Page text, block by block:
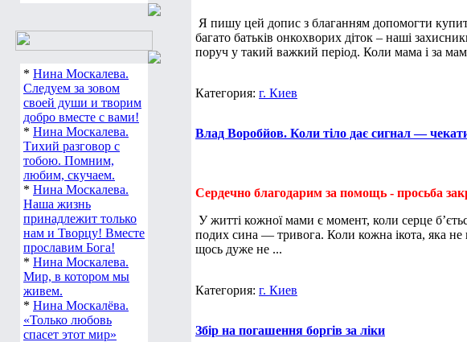
* Нина Москалева.
Следуем за зовом
своей души и творим
добро вместе с вами!
* Нина Москалева.
Тихий разговор с
тобою. Помним,
любим, скучаем.
* Нина Москалева.
Наша жизнь
принадлежит только
нам и Творцу! Вместе
прославим Бога!
* Нина Москалева.
Мир, в котором мы
живем.
* Нина Москалёва.
«Только любовь
спасет этот мир»
Я пишу цей допис з благанням допомогти
багато батьків онкохворих діток – наші
поруч у такий важкий період. Коли мама і за
Категория: г. Киев
Влад Воробйов. Коли тіло дає сигнал —
Сердечно благодарим за помощь - просьба
У житті кожної мами є момент, коли серце
подих сина — тривога. Коли кожна ікота, яка
щось дуже не ...
Категория: г. Киев
Збір на погашення боргів за ліки